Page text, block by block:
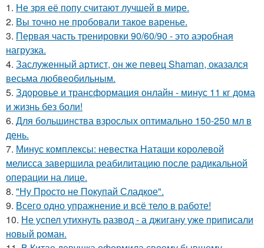
1. Не зря её попу считают лучшей в мире.
2. Вы точно не пробовали такое варенье.
3. Первая часть тренировки 90/60/90 - это аэробная
нагрузка.
4. Заслуженный артист, он же певец Shaman, оказался
весьма любвеобильным.
5. Здоровье и трансформация онлайн - минус 11 кг дома
и жизнь без боли!
6. Для большинства взрослых оптимально 150-250 мл в
день.
7. Минус комплексы: невестка Наташи королевой
мелисса завершила реабилитацию после радикальной
операции на лице.
8. "Ну Просто не Покупай Сладкое".
9. Всего одно упражнение и всё тело в работе!
10. Не успел утихнуть развод - а джигану уже приписали
новый роман.